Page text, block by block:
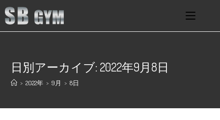
日別アーカイブ: 2022年9月8日
> 2022年 > 9月 > 8日